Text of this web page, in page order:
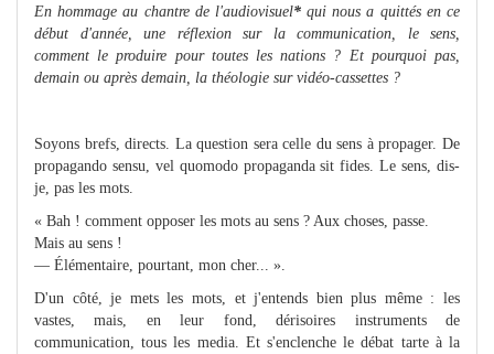
En hommage au chantre de l'audiovisuel*qui nous a quittés en ce
début d'année, une réflexion sur la communication, le sens,
comment le produire pour toutes les nations ? Et pourquoi pas,
demain ou après demain, la théologie sur vidéo-cassettes ?
Soyons brefs, directs. La question sera celle du sens à propager. De
propagando sensu, vel quomodo propaganda sit fides. Le sens, dis-
je, pas les mots.
« Bah ! comment opposer les mots au sens ? Aux choses, passe.
Mais au sens !
— Élémentaire, pourtant, mon cher... ».
D'un côté, je mets les mots, et j'entends bien plus même : les
vastes, mais, en leur fond, dérisoires instruments de
communication, tous les media. Et s'enclenche le débat tarte à la